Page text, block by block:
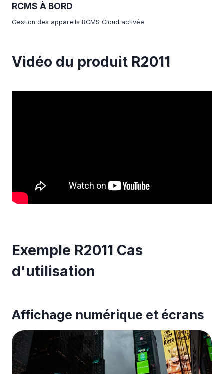
RCMS À BORD
Gestion des appareils RCMS Cloud activée
Vidéo du produit R2011
Exemple R2011 Cas
d'utilisation
Affichage numérique et écrans